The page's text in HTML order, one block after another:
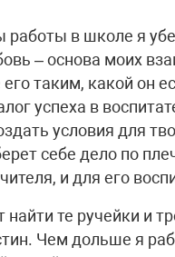
в школе я
– основа моих
таким, какой он
успеха в
условия для
себе дело по
и для его
те ручейки и
Чем дольше я